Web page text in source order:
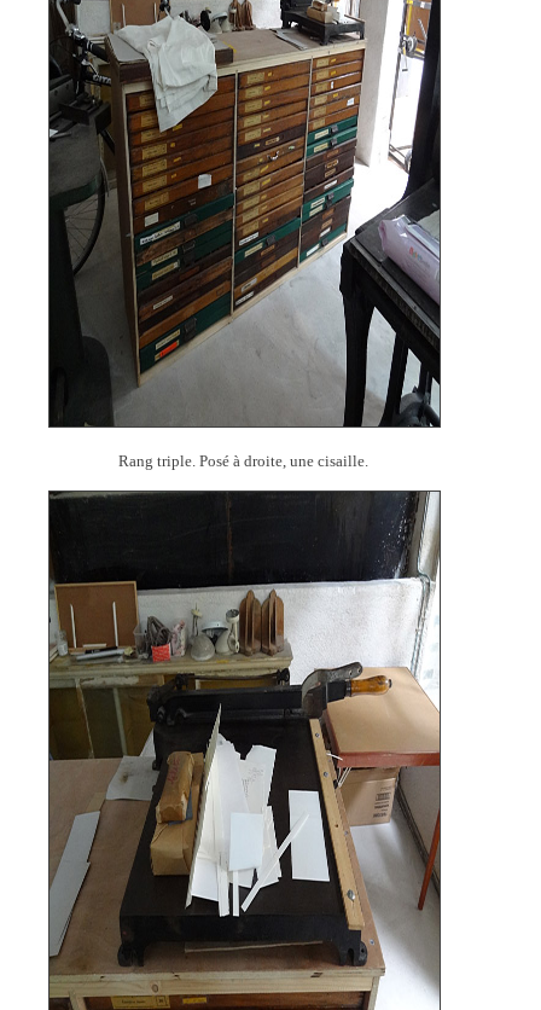
Rang triple. Posé à droite, une cisaille.